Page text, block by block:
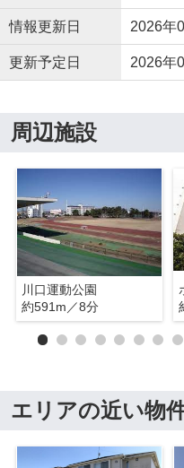
情報更新日 2026年
更新予定日 2026年
周辺施設
川口運動公園
約591m／8分
エリアの近い物